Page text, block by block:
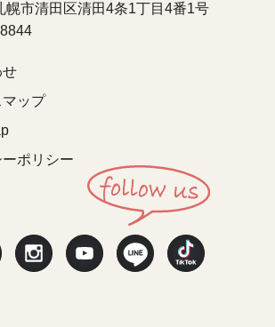
幌市清田区清田4条1丁目4番1号
せ
ップ
ポリシー